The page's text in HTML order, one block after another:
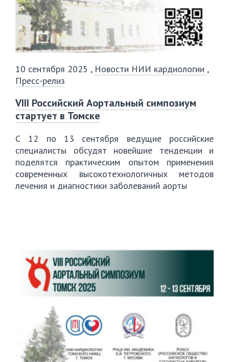
10 сентября 2025 , Новости НИИ кардиологии ,
Пресс-релиз
VIII Российский Аортальный симпозиум
стартует в Томске
С 12 по 13 сентября ведущие российские
специалисты обсудят новейшие тенденции и
поделятся практическим опытом применения
современных высокотехнологичных методов
лечения и диагностики заболеваний аорты